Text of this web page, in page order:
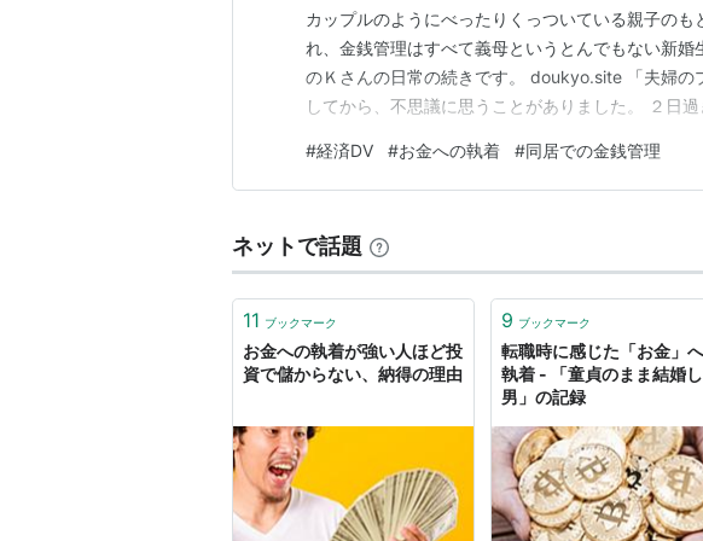
カップルのようにべったりくっついている親子のも
れ、金銭管理はすべて義母というとんでもない新
のＫさんの日常の続きです。 doukyo.site 「夫婦の
してから、不思議に思うことがありました。 ２日
せて床に座ると(嫁の私は常に床でした) 義母「はい
さーい！！」 と、私を２階に追いやる…
#経済DV #お金への執着 #同居での金銭管理
ネットで話題
11 ブックマーク
お金への執着が強い人ほど投
資で儲からない、納得の理由
9 ブックマーク
転職時に感じた「お金」
執着 - 「童貞のまま結婚
男」の記録